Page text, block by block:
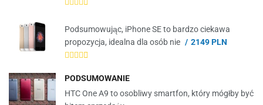
Podsumowując, iPhone SE to bardzo ciekawa
propozycja, idealna dla osób nie
2149 PLN
PODSUMOWANIE
HTC One A9 to osobliwy smartfon, który mógłby być